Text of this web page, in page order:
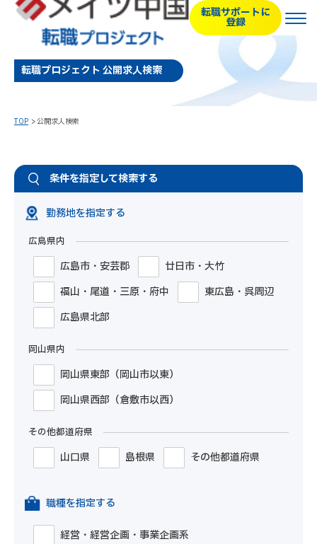
転職サポートに
登録
転職プロジェクト 公開求人検索
TOP 公開求人検索
条件を指定して検索する
勤務地を指定する
広島県内
広島市・安芸郡
廿日市・大竹
福山・尾道・三原・府中
東広島・呉周辺
広島県北部
岡山県内
岡山県東部（岡山市以東）
岡山県西部（倉敷市以西）
その他都道府県
山口県 島根県 その他都道府県
職種を指定する
経営・経営企画・事業企画系